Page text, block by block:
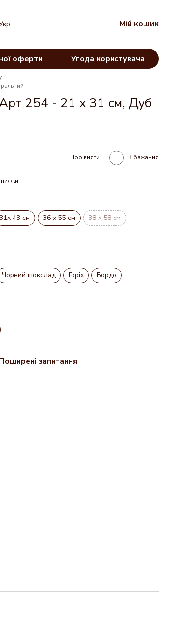
Мій кошик
оферти Угода користувача
254 - 21 х 31 см, Дуб
Порівняти В бажання
31х 43 см 36 х 55 см
38 х 58 см
Чорний шоколад Горіх
Бордо
запитання